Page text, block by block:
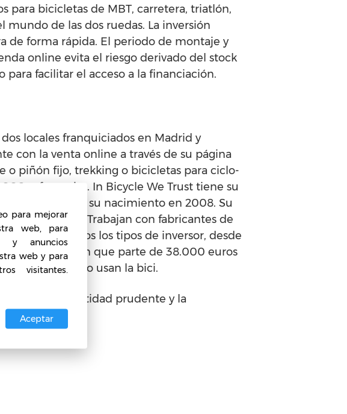
para bicicletas de MBT, carretera, triatlón,
mundo de las dos ruedas. La inversión
de forma rápida. El periodo de montaje y
online evita el riesgo derivado del stock
facilitar el acceso a la financiación.
locales franquiciados en Madrid y
con la venta online a través de su página
o piñón fijo, trekking o bicicletas para ciclo-
referencias. In Bicycle We Trust tiene su
desde su nacimiento en 2008. Su
y ecológica. Trabajan con fabricantes de
a todos los tipos de inversor, desde
una inversión que parte de 38.000 euros
españoles no usan la bici.
es en la cantidad prudente y la
para mejorar
web, para
y anuncios
web y para
visitantes.
Aceptar